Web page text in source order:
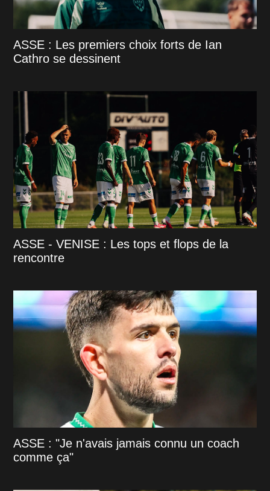
ASSE : Les premiers choix forts de Ian
Cathro se dessinent
ASSE - VENISE : Les tops et flops de la
rencontre
ASSE : "Je n'avais jamais connu un coach
comme ça"